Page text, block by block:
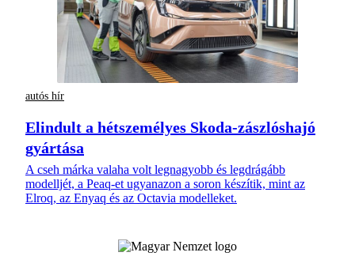
autós hír
Elindult a hétszemélyes Skoda-zászlóshajó
gyártása
A cseh márka valaha volt legnagyobb és legdrágább
modelljét, a Peaq-et ugyanazon a soron készítik, mint az
Elroq, az Enyaq és az Octavia modelleket.